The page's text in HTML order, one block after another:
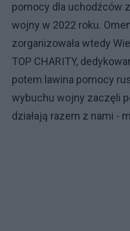
pomocy dla uchodźców
wojny w 2022 roku.
zorganizowała wtedy
TOP CHARITY,
potem lawina pomocy
wybuchu wojny zaczęli
działają razem z nami -